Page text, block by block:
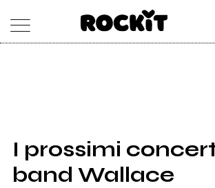
SHOP
RADIO
I prossimi
band Wallace